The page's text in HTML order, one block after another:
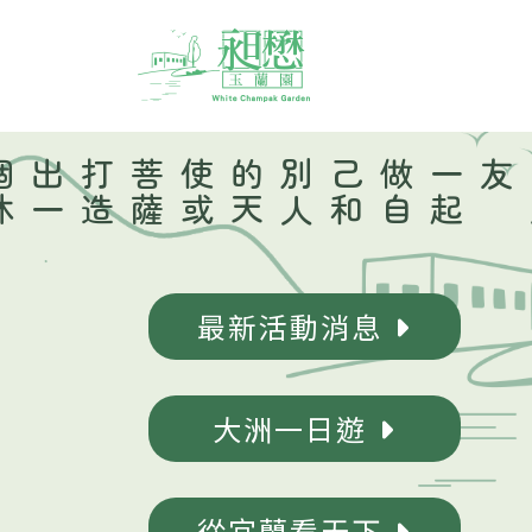
友
一
起
做
自
己
和
別
人
的
天
使
或
菩
薩
打
造
出
一
個
休
閒
、
養生
、
創業
最新活動消息
大洲一日遊